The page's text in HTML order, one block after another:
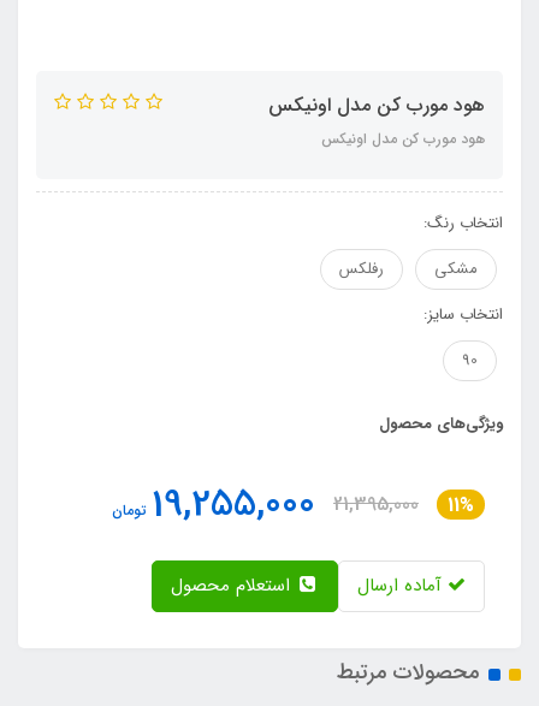
هود مورب کن مدل اونیکس
هود مورب کن مدل اونیکس
انتخاب رنگ:
مشکی
رفلکس
انتخاب سایز:
90
ویژگی‌های محصول
11%
21,395,000
19,255,000 تومان
آماده ارسال
محصولات مرتبط